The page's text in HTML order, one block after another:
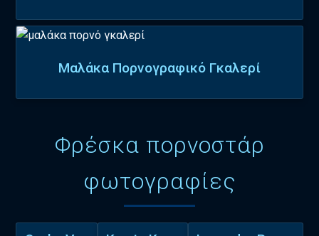
Μαλάκα Πορνογραφικό Γκαλερί
Φρέσκα πορνοστάρ
φωτογραφίες